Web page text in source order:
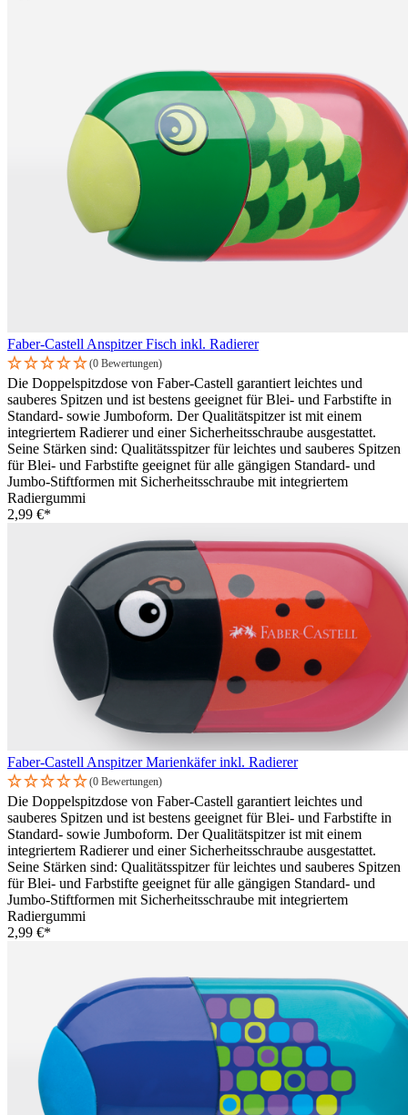
Faber-Castell Anspitzer Fisch inkl. Radierer
(0 Bewertungen)
Die Doppelspitzdose von Faber-Castell garantiert leichtes und
sauberes Spitzen und ist bestens geeignet für Blei- und Farbstifte in
Standard- sowie Jumboform. Der Qualitätspitzer ist mit einem
integriertem Radierer und einer Sicherheitsschraube ausgestattet.
Seine Stärken sind: Qualitätsspitzer für leichtes und sauberes Spitzen
für Blei- und Farbstifte geeignet für alle gängigen Standard- und
Jumbo-Stiftformen mit Sicherheitsschraube mit integriertem
Radiergummi
2,99 €*
Faber-Castell Anspitzer Marienkäfer inkl. Radierer
(0 Bewertungen)
Die Doppelspitzdose von Faber-Castell garantiert leichtes und
sauberes Spitzen und ist bestens geeignet für Blei- und Farbstifte in
Standard- sowie Jumboform. Der Qualitätspitzer ist mit einem
integriertem Radierer und einer Sicherheitsschraube ausgestattet.
Seine Stärken sind: Qualitätsspitzer für leichtes und sauberes Spitzen
für Blei- und Farbstifte geeignet für alle gängigen Standard- und
Jumbo-Stiftformen mit Sicherheitsschraube mit integriertem
Radiergummi
2,99 €*